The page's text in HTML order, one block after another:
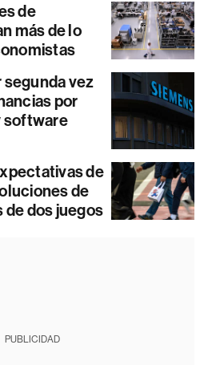
de
más de lo
vez
por
software
de
de
de dos juegos
PUBLICIDAD